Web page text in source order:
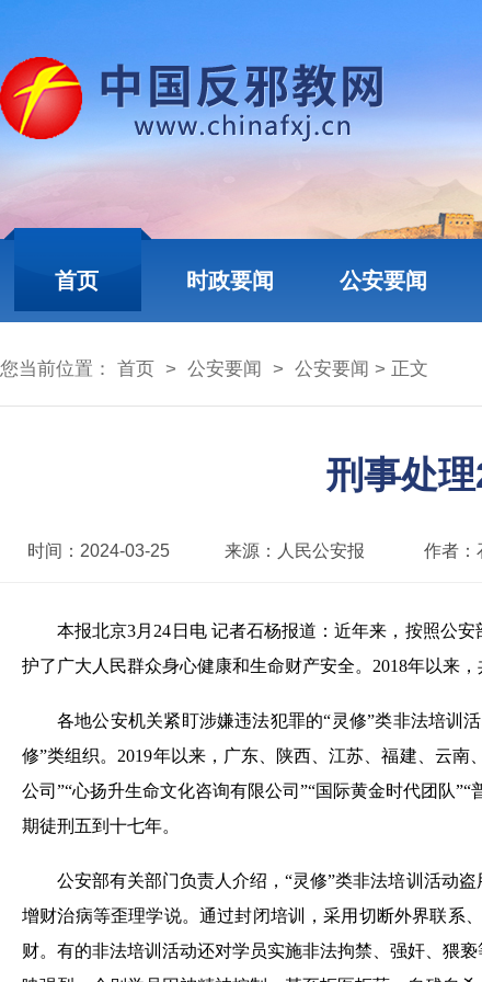
首页 时政要闻 公安要闻
您当前位置： 首页 > 公安要闻 > 公安要闻 > 正文
刑事处
时间： 2024-03-25 来源： 人民公安报 作者：
本报北京3月24日电 记者石杨报道：近年来，按照公
护了广大人民群众身心健康和生命财产安全。2018年以来
各地公安机关紧盯涉嫌违法犯罪的“灵修”类非法培训
修”类组织。2019年以来，广东、陕西、江苏、福建、云
公司”“心扬升生命文化咨询有限公司”“国际黄金时代团队
期徒刑五到十七年。
公安部有关部门负责人介绍，“灵修”类非法培训活动
增财治病等歪理学说。通过封闭培训，采用切断外界联系
财。有的非法培训活动还对学员实施非法拘禁、强奸、猥